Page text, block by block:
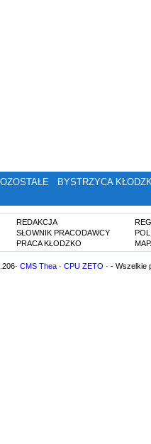
BYSTRZYCA
REDAKCJA
SŁOWNIK PRACODAWCY
PRACA KŁODZKO
CMS Thea · CPU ZETO · - Wszelkie